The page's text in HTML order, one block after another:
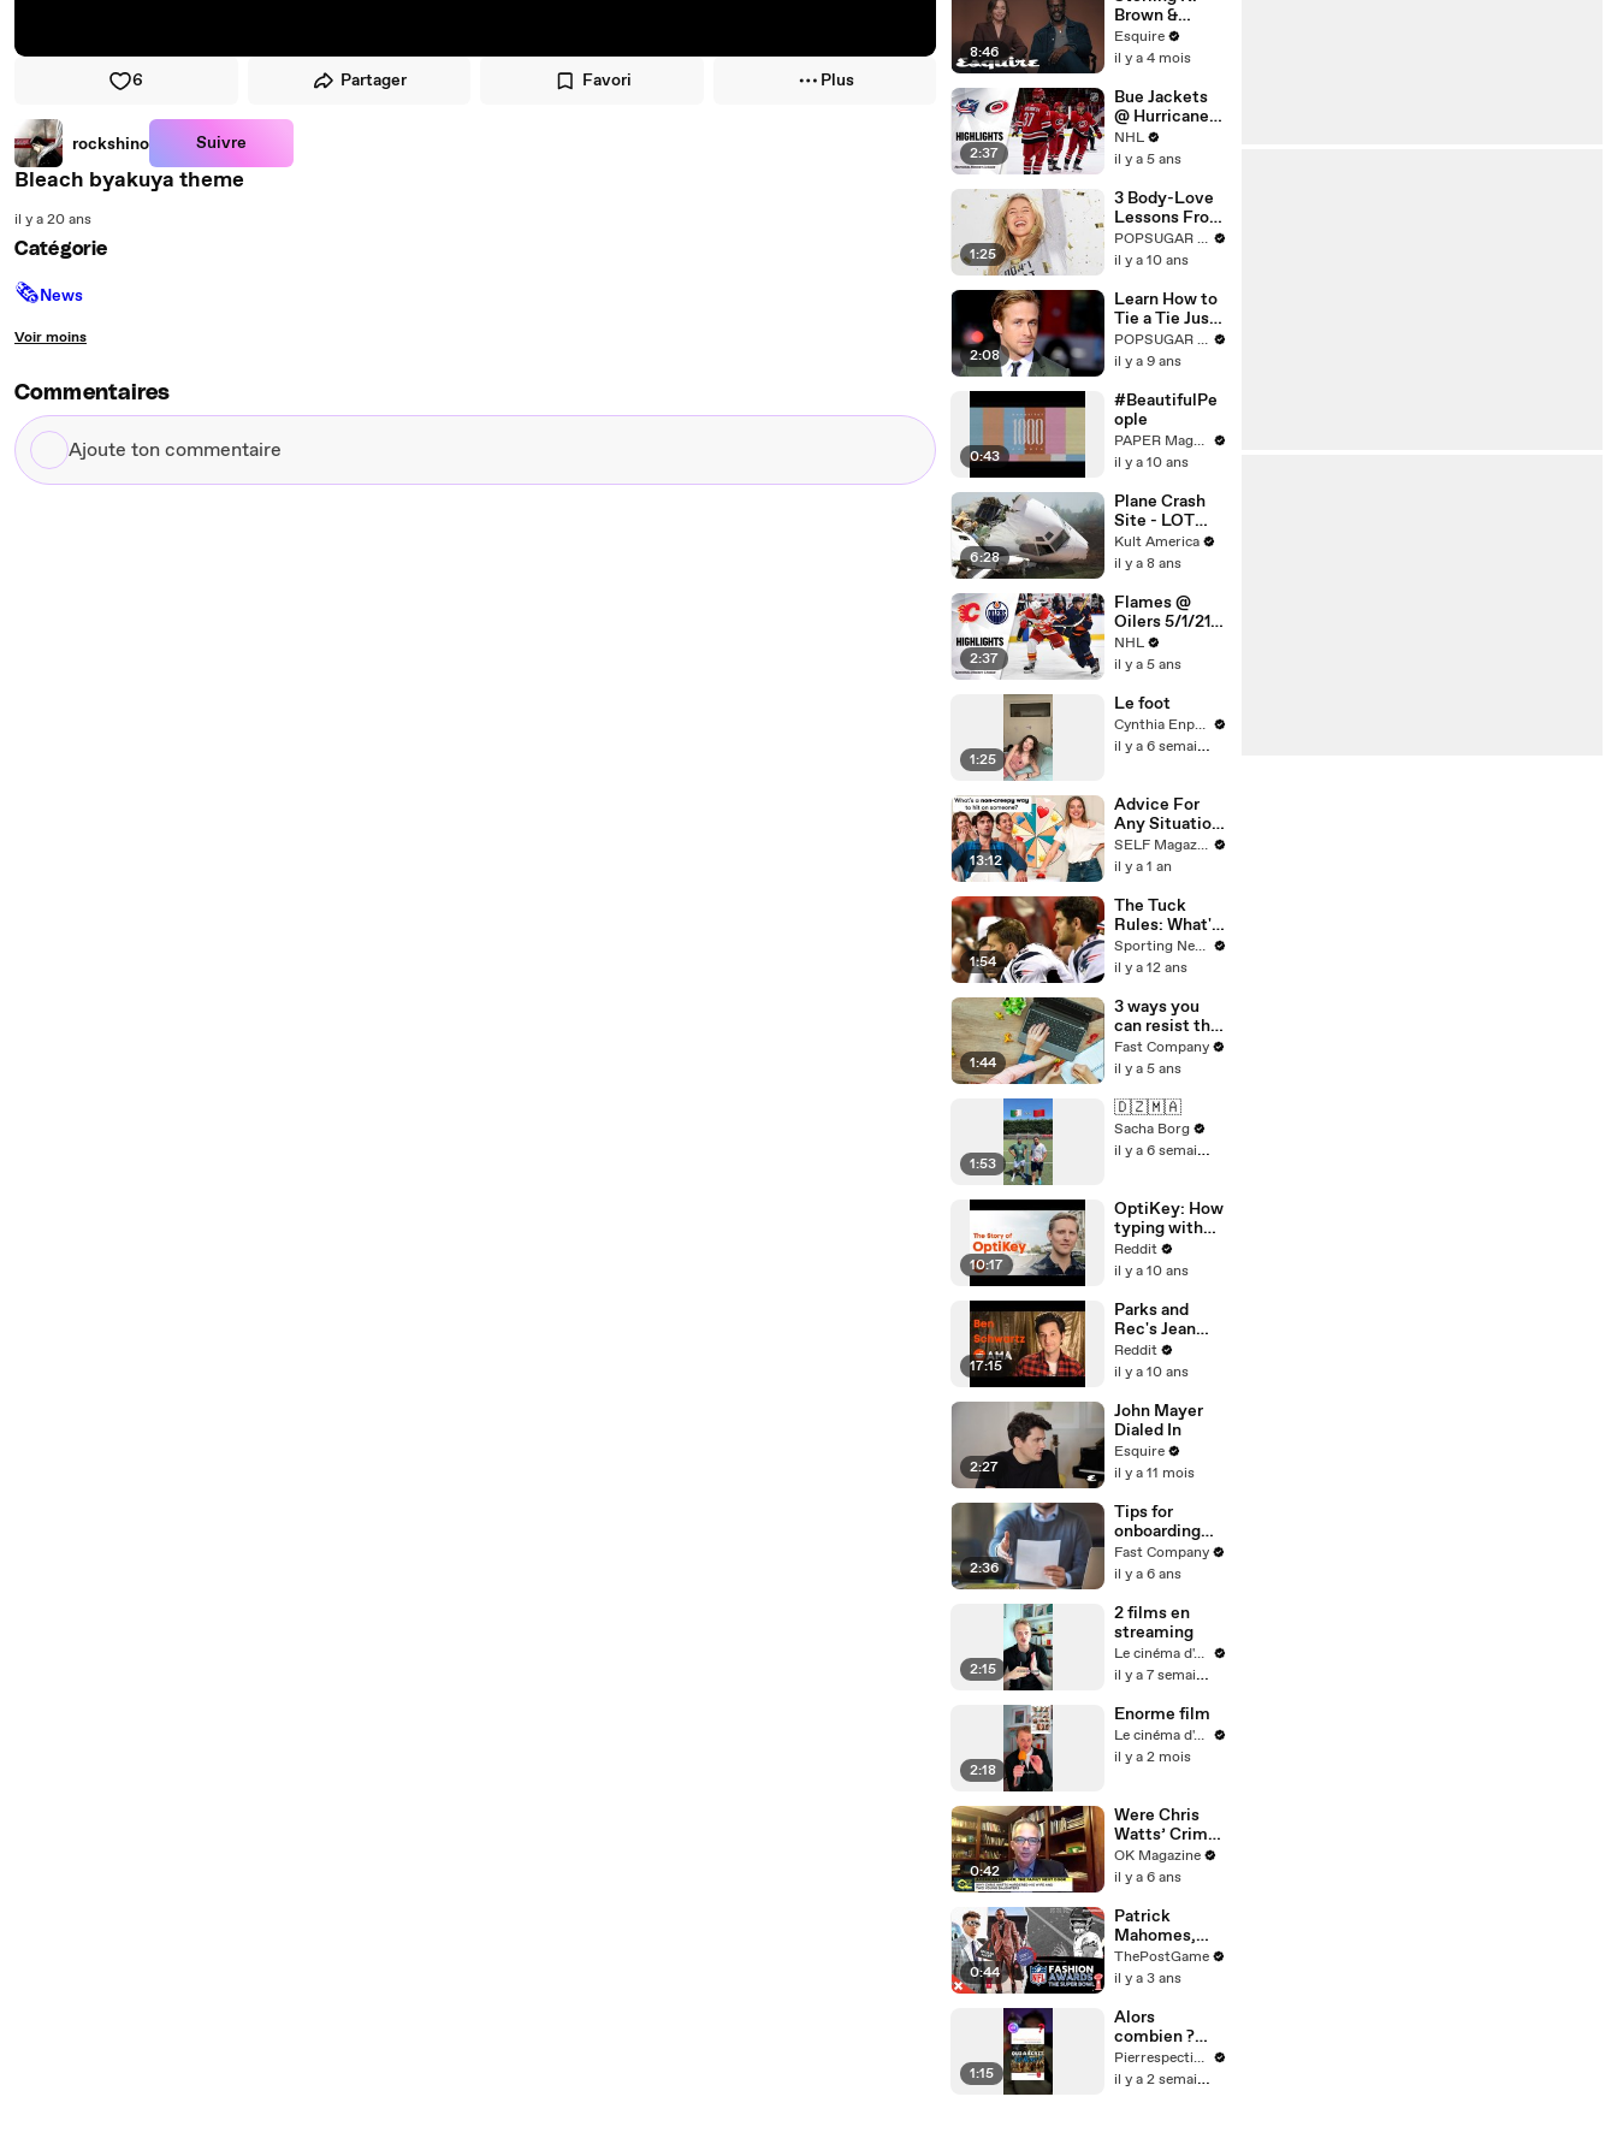
6 Partager Favori Plus
rockshino Suivre
Bleach byakuya theme
il y a 20 ans
Catégorie
🗞News
Voir moins
Commentaires
Ajoute
ton
8:46
Brown &
Julianne
Nicholson on
& Meeting
Obama |
Inquiring
Minds |
Esquire
Esquire
il y a 4 mois
2:37
Bue Jackets
@ Hurricanes
5/1/21 | NHL
Highlights
NHL
il y a 5 ans
1:25
3 Body-Love
Lessons From
Iskra
Lawrence
POPSUGAR Fashion
il y a 10 ans
2:08
Learn How to
Tie a Tie Just
Like That POPSUGAR Fashion
il y a 9 ans
0:43
#BeautifulPe
ople
PAPER Magazine
il y a 10 ans
6:28
Plane Crash
Site - LOT
Flight 7 [Kult
America]
Kult America
il y a 8 ans
2:37
Flames @
Oilers 5/1/21 |
NHL
Highlights
NHL
il y a 5 ans
1:25
Le foot
Cynthia Enparle
il y a 6 semaines
13:12
Advice For
Any Situation
With "The
Map That
Cast
SELF Magazine
il y a 1 an
1:54
The Tuck
Rules: What's
wrong with
the Patriots?
Sporting News
il y a 12 ans
1:44
3 ways you
can resist the
urge to
multitask
Fast Company
il y a 5 ans
1:53
🇩🇿🇲🇦
Sacha Borg
il y a 6 semaines
10:17
OptiKey: How
typing with
eyesight
could impact
lives
Reddit
il y a 10 ans
17:15
Parks and
Rec's Jean
Ralphio, Ben
Schwartz: Ask
Reddit
il y a 10 ans
2:27
John Mayer
Dialed In
Esquire
il y a 11 mois
2:36
Tips for
onboarding
remote
employees
Fast Company
il y a 6 ans
2:15
2 films en
streaming
Le cinéma d'Amaury
il y a 7 semaines
2:18
Enorme film
Le cinéma d'Amaury
il y a 2 mois
0:42
Were Chris
Watts’ Crimes
Premeditated
? Expert On
Weighs In
OK Magazine
il y a 6 ans
0:44
Patrick
Mahomes,
Travis Kelce
And Chiefs
Style Game
To Super Bowl
LVII
ThePostGame
il y a 3 ans
1:15
Alors
combien ?
Quiz
littérature 📚
Pierrespectives
il y a 2 semaines